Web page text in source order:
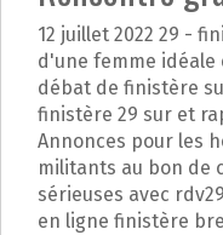
12 juillet 2022 29 -
d'une femme
débat de finistère
finistère 29 sur et
Annonces pour les
militants au bon de
sérieuses avec
en ligne finistère